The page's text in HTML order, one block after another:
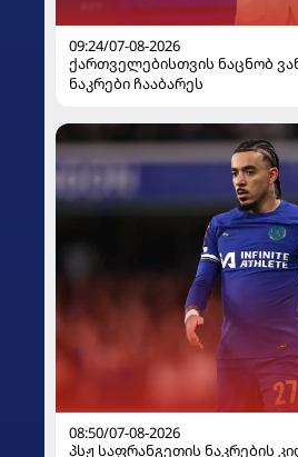
09:24/07-08-2026
ქართველებისთვის ნაცნობ
ნაკრები ჩააბარეს
08:50/07-08-2026
პსჟ საფრანგეთის ნაკრების